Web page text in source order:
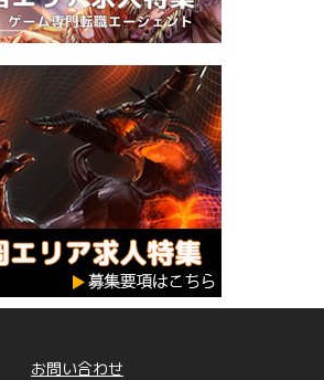
お問い合わせ